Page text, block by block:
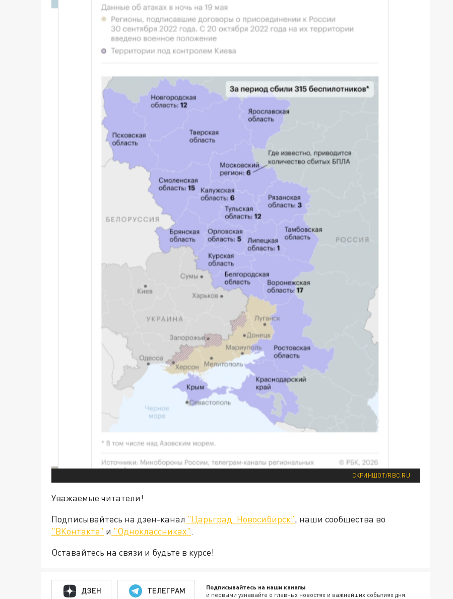
СКРИНШОТ/RBC.RU
Уважаемые читатели!
Подписывайтесь на дзен-канал "Царьград. Новосибирск", наши сообщества во
"ВКонтакте" и "Одноклассниках".
Оставайтесь на связи и будьте в курсе!
ДЗЕН ТЕЛЕГРАМ Подписывайтесь на наши каналы
и первыми узнавайте о главных новостях и важнейших событиях дня.